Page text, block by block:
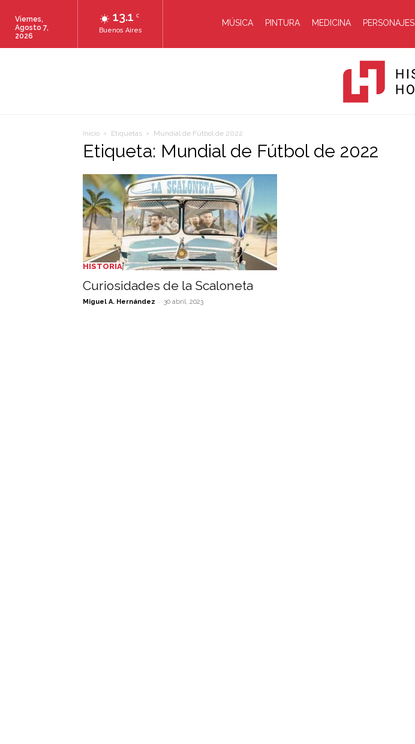
13.1 C
Buenos Aires
Viernes,
Agosto 7,
2026
MÚSICA PINTURA MEDICINA PERSONAJES
Inicio Etiquetas Mundial de Fútbol de 2022
Etiqueta: Mundial de Fútbol de 2022
HISTORIA
Curiosidades de la Scaloneta
Miguel A. Hernández - 30 abril, 2023